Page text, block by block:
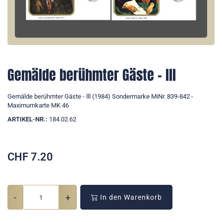
Gemälde berühmter Gäste - lll
Gemälde berühmter Gäste - lll (1984) Sondermarke MiNr. 839-842 -
Maximumkarte MK 46
ARTIKEL-NR.: 184.02.62
CHF 7.20
- + In den Warenkorb